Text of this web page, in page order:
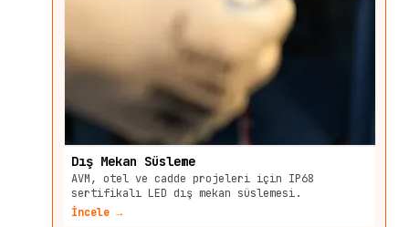
Dış Mekan Süsleme
AVM, otel ve cadde projeleri için IP68
sertifikalı LED dış mekan süslemesi.
İncele →